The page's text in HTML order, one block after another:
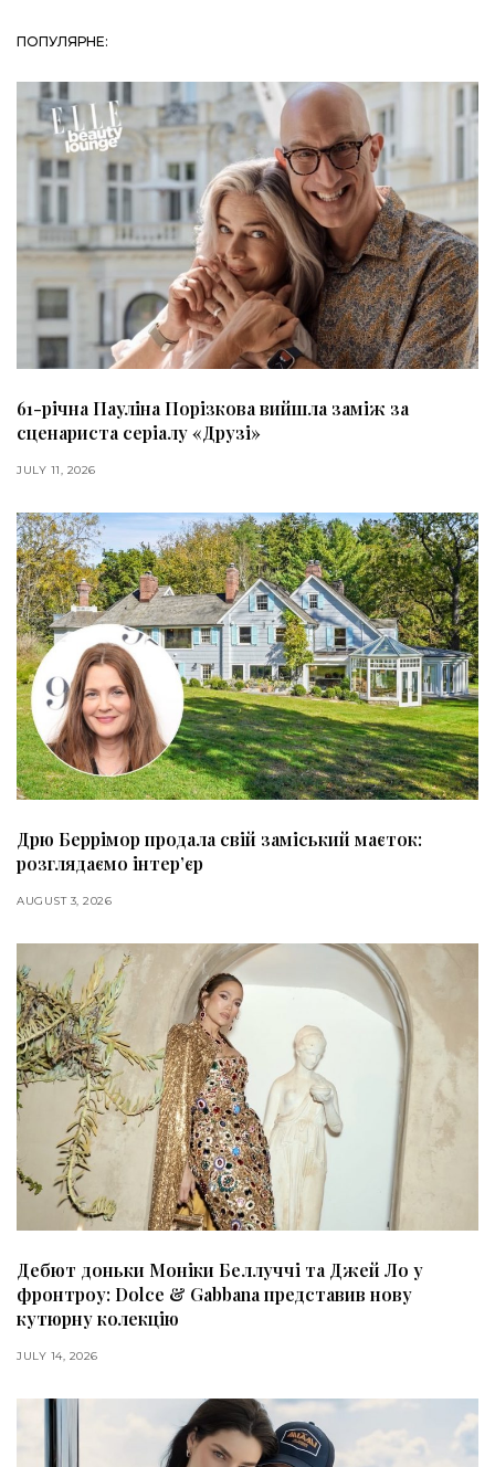
ПОПУЛЯРНЕ:
61-річна Пауліна Порізкова вийшла заміж за
сценариста серіалу «Друзі»
JULY 11, 2026
Дрю Беррімор продала свій заміський маєток:
розглядаємо інтер’єр
AUGUST 3, 2026
Дебют доньки Моніки Беллуччі та Джей Ло у
фронтроу: Dolce & Gabbana представив нову
кутюрну колекцію
JULY 14, 2026